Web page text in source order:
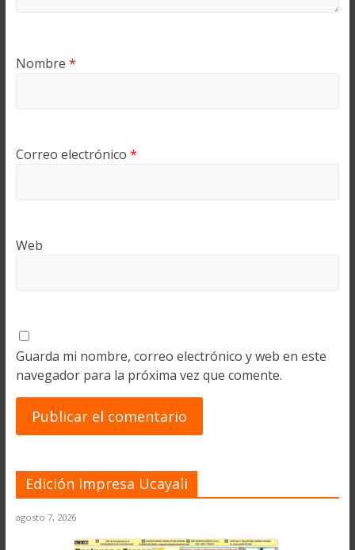
Nombre *
Correo electrónico *
Web
Guarda mi nombre, correo electrónico y web en este
navegador para la próxima vez que comente.
Edición Impresa Ucayali
agosto 7, 2026